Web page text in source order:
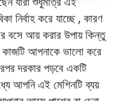
নির্বাহ করে যাচ্ছে , কারণ
বসে আয় করার উপায় কিন্তু
আপনাকে ভালো করে
দরকার পড়বে একটি
আপনি এই মেশিনটি ব্যয়